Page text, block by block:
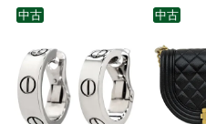
中古 中古